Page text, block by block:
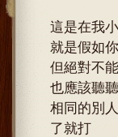
這是在我
就是假如
但絕對不
也應該聽
相同的別
了就打